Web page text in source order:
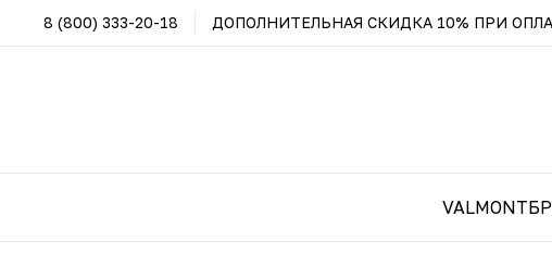
8 (800) 333-20-18 ДОПОЛНИТЕЛЬНАЯ СКИДКА 10% ПРИ
VALMONT